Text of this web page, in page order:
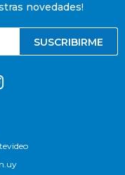
novedades!
SUSCRIBIRME